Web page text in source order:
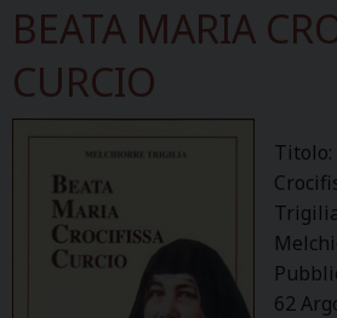
BEATA MARIA
CURCIO
Titolo:
62